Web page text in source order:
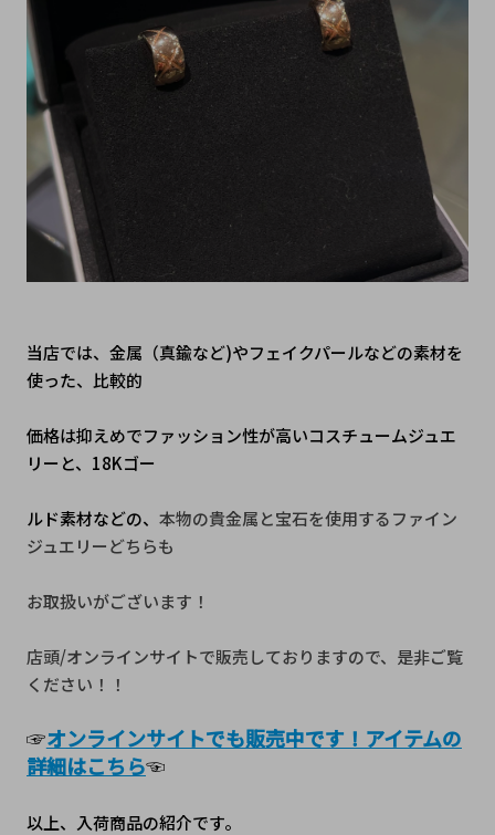
当店では、金属（真鍮など)やフェイクパールなどの素材を
使った、比較的
価格は抑えめでファッション性が高いコスチュームジュエ
リーと、18Kゴー
ルド素材などの、 本物の貴金属と宝石を使用するファイン
ジュエリーどちらも
お﻿取扱いがございます！
店頭/オンラインサイトで販売しておりますので、是非ご覧
ください！！
☞オンラインサイトでも販売中です！アイテムの
詳細はこちら☜
以上、入荷商品の紹介です。